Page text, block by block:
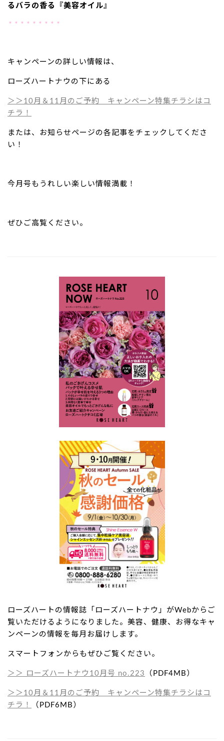
るバラの香る『美容オイル』
＊＊＊＊＊＊＊＊＊
キャンペーンの詳しい情報は、
ローズハートナウの下にある
＞＞10月＆11月のご予約 キャンペーン特集チラシ は コ
チラ！
または、お知らせページの各記事をチェックしてくださ
い！
今月号もうれしい楽しい情報満載！
ぜひご高覧ください。
ローズハートの情報誌「ローズハートナウ」がWebからご
覧いただけるようになりました。美容、健康、お得なキャ
ンペーンの情報を毎月お届けします。
スマートフォンからもぜひご覧ください。
＞＞ ローズハートナウ10 月号 no.223 （PDF4MB）
＞＞10月＆11月のご予約 キャンペーン特集チラシ は コ
チラ！
（PDF6MB）